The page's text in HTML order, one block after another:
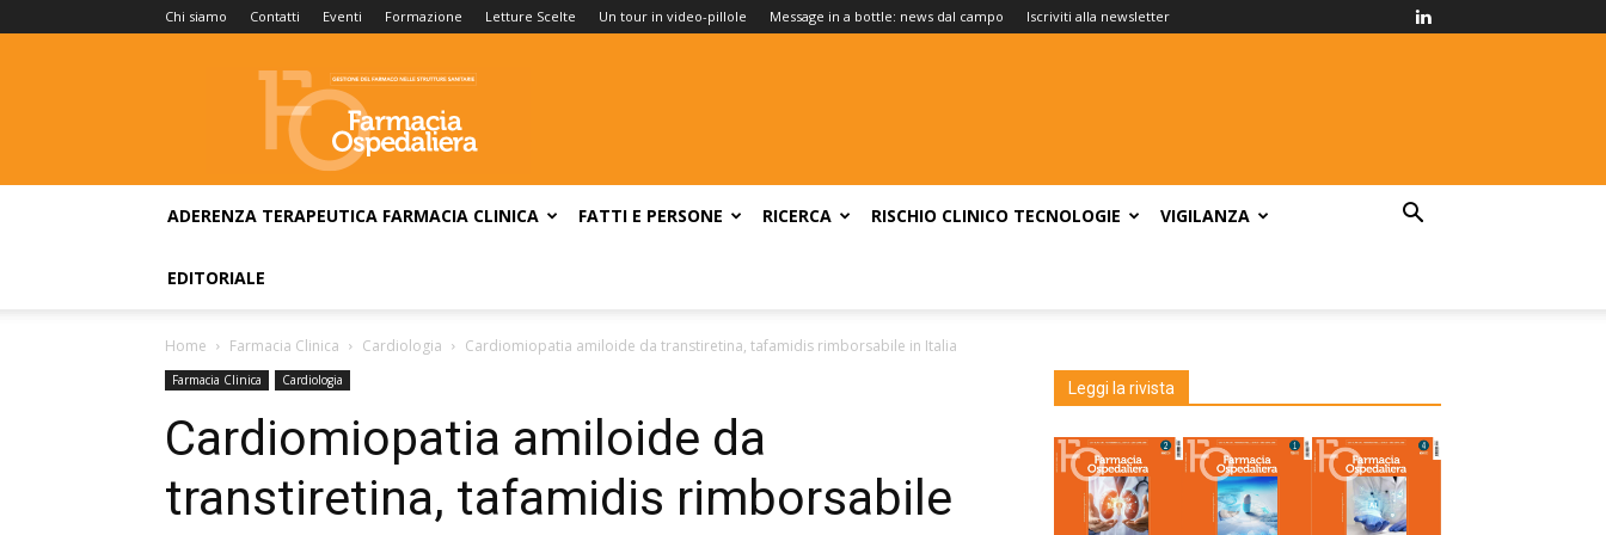
Chi siamo Contatti Eventi Formazione Letture Scelte Un tour in video-pillole Message in a bottle: news dal campo Iscriviti alla newsletter
Farmacia
Ospedaliera
ADERENZA TERAPEUTICA FARMACIA CLINICA FATTI E PERSONE RICERCA RISCHIO CLINICO TECNOLOGIE VIGILANZA
EDITORIALE
Home Farmacia Clinica Cardiologia Cardiomiopatia amiloide da transtiretina, tafamidis rimborsabile in Italia
Farmacia Clinica Cardiologia
Cardiomiopatia amiloide da
transtiretina, tafamidis rimborsabile
Leggi la rivista